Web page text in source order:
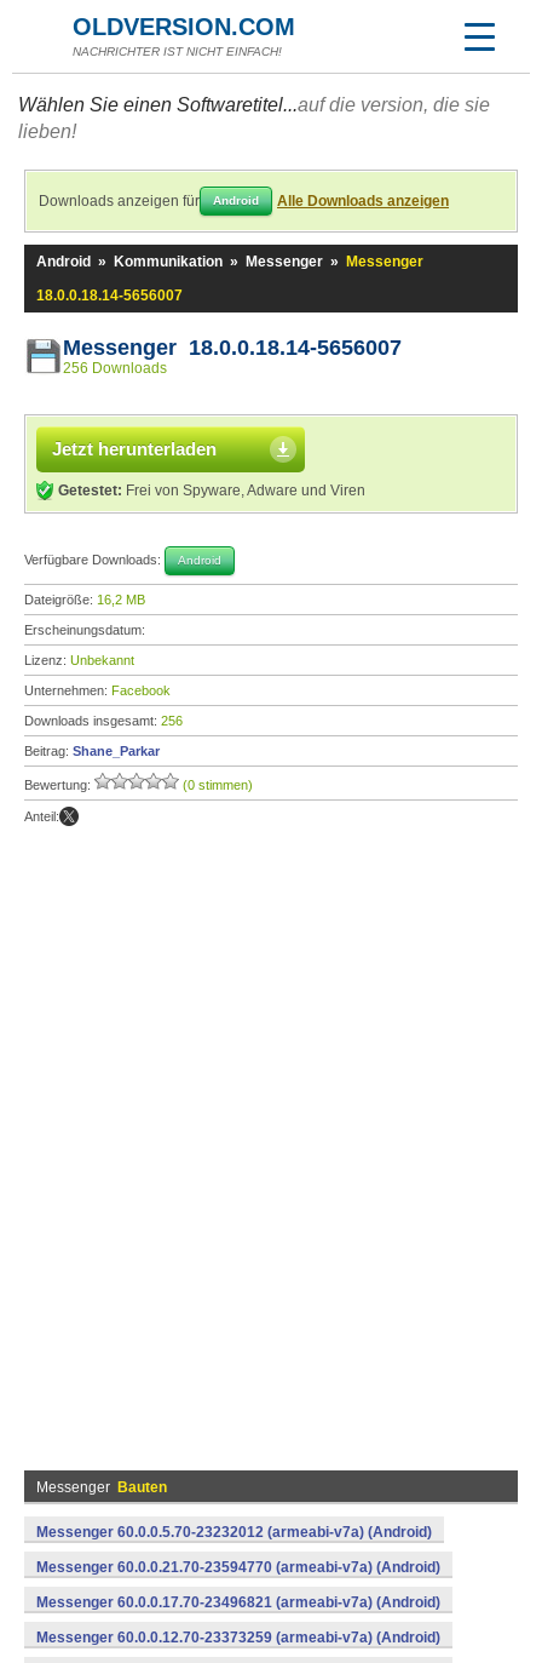
OLDVERSION.COM
NACHRICHTER IST NICHT EINFACH!
Wählen Sie einen Softwaretitel...auf die version, die sie
lieben!
Downloads anzeigen für Android Alle Downloads anzeigen
Android » Kommunikation » Messenger »
Messenger
18.0.0.18.14-5656007
Messenger 18.0.0.18.14-5656007
256 Downloads
Jetzt herunterladen
Getestet: Frei von Spyware, Adware und Viren
Verfügbare Downloads: Android
Dateigröße: 16,2 MB
Erscheinungsdatum:
Lizenz: Unbekannt
Unternehmen: Facebook
Downloads insgesamt: 256
Beitrag: Shane_Parkar
Bewertung: (0 stimmen)
Anteil:
Messenger Bauten
Messenger 60.0.0.5.70-23232012 (armeabi-v7a) (Android)
Messenger 60.0.0.21.70-23594770 (armeabi-v7a) (Android)
Messenger 60.0.0.17.70-23496821 (armeabi-v7a) (Android)
Messenger 60.0.0.12.70-23373259 (armeabi-v7a) (Android)